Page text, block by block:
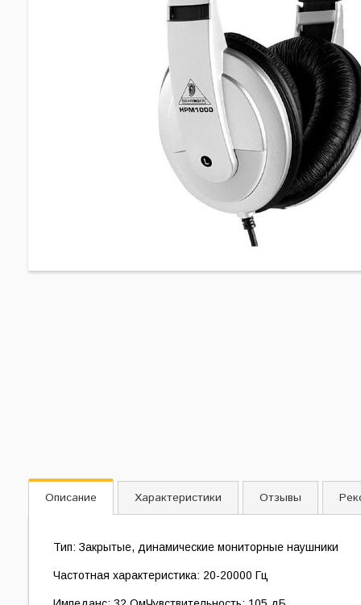
Описание Характеристики Отзывы
Тип: Закрытые, динамические мониторные наушники
Частотная характеристика: 20-20000 Гц